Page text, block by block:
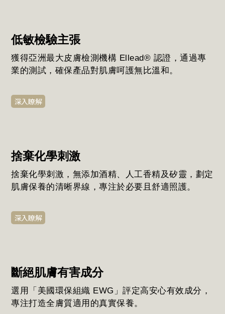
低敏檢驗主張
獲得亞洲最大皮膚檢測機構 Ellead® 認證，通過專
業的測試，確保產品對肌膚呵護無比溫和。
深入瞭解
捨棄化學刺激
捨棄化學刺激，無添加酒精、人工香精及矽靈，劃定
肌膚保養的清晰界線，專注於必要且舒適照護。
深入瞭解
斷絕肌膚有害成分
選用「美國環保組織 EWG」評定高安心有效成分，
專注打造全膚質適用的真實保養。